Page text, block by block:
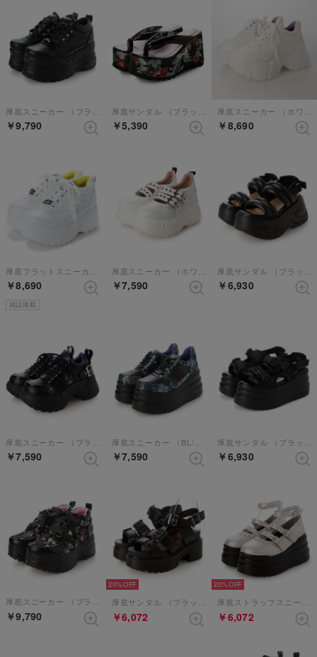
￥9,790 ￥5,390 ￥8,690
￥8,690
雑誌掲載
￥7,590 ￥6,930
￥7,590 ￥7,590 ￥6,930
厚底スニーカー （ブラックマルチ）
￥9,790
20%
厚底サンダル （ブラック）
￥6,072
20%
厚底ストラップスニーカー （シルバー）
￥6,072